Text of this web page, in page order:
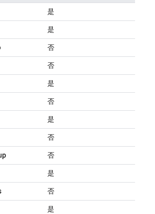
是
是
否
否
是
否
是
否
否
是
否
是